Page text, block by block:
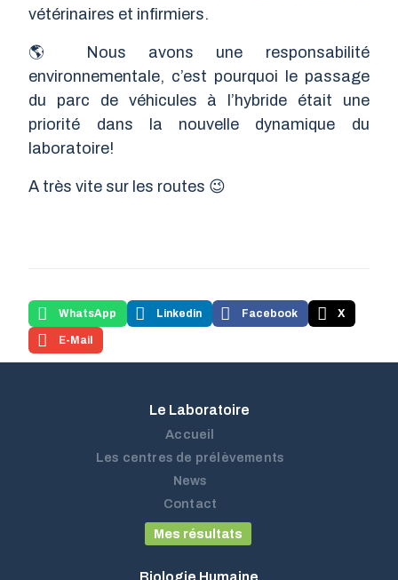
vétérinaires et infirmiers.
🌎 Nous avons une responsabilité
environnementale, c’est pourquoi le passage
du parc de véhicules à l’hybride était une
priorité dans la nouvelle dynamique du
laboratoire!
A très vite sur les routes 😉
WhatsApp Linkedin Facebook X
E-Mail
Le Laboratoire
Accueil
Les centres de prélèvements
News
Contact
Mes résultats
Biologie Humaine